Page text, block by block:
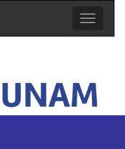
Toggle